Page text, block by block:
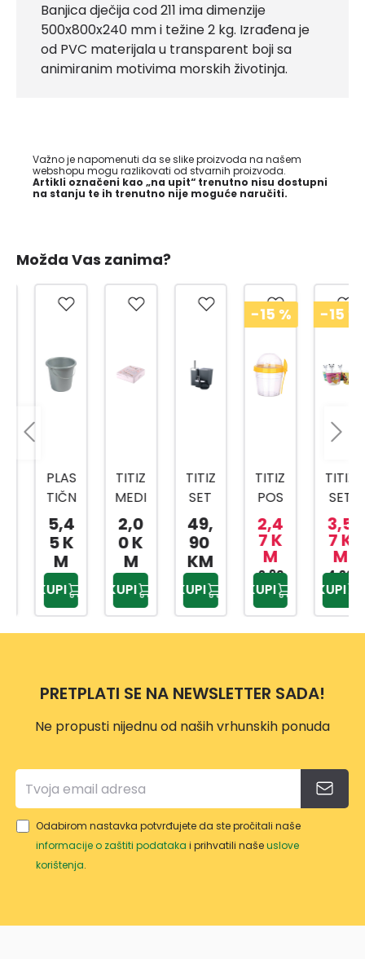
Banjica dječija cod 211 ima dimenzije
500x800x240 mm i težine 2 kg. Izrađena je
od PVC materijala u transparent boji sa
animiranim motivima morskih životinja.
Važno je napomenuti da se slike proizvoda na našem
webshopu mogu razlikovati od stvarnih proizvoda.
Artikli označeni kao „na upit“ trenutno nisu dostupni
na stanju te ih trenutno nije moguće naručiti.
Možda Vas zanima?
PLAS
TIČN
KANT
A SA
MET
ALNO
M
DRŠK
5,4
5 K
KUPI
TITIZ
MEDI
CINS
KI
BOX
AP-
9159
2,0
0 K
KUPI
TITIZ
SET
KUPA
TILO
PRIW
EX
TP-
557
49,
90
KM
KUPI
-15%
TITIZ
POS
UDA
ZA
BEBI
HRA
NU
500
ML
2,4
7 K
2,90
KM
KUPI
-15%
TITIZ
SET
ZA
SLAD
OLED
AP-
9425
3,5
7 K
4,20
KM
KUPI
PRETPLATI SE NA NEWSLETTER SADA!
Ne propusti nijednu od naših vrhunskih ponuda
Odabirom nastavka potvrđujete da ste pročitali naše
informacije o zaštiti podataka i prihvatili našeuslove
korištenja.